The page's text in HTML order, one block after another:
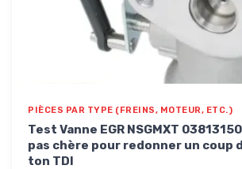
PIÈCES PAR TYPE (FREINS, MOTEUR, ETC.)
Test Vanne EGR NSGMXT
pas chère pour redonner un coup
ton TDI